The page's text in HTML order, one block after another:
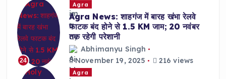
24
Agra
Agra News: शाहगंज में बारह खंभा रेलवे
फाटक बंद होने से 1.5 KM जाम; 20 नवंबर
तक रहेगी परेशानी
Abhimanyu Singh
November 19, 2025
216 views
Agra